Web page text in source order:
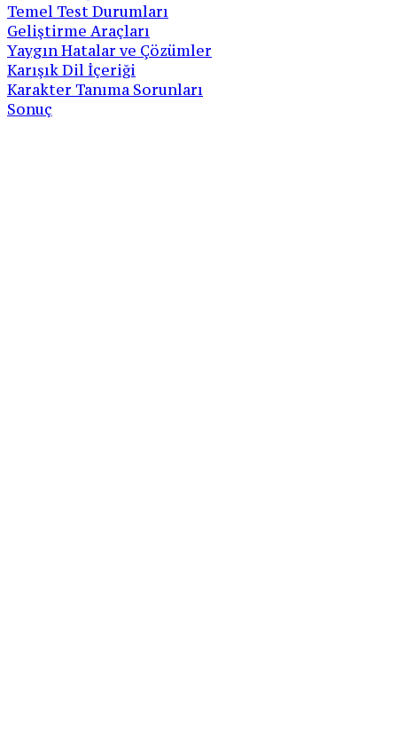
Temel Test Durumları
Geliştirme Araçları
Yaygın Hatalar ve Çözümler
Karışık Dil İçeriği
Karakter Tanıma Sorunları
Sonuç